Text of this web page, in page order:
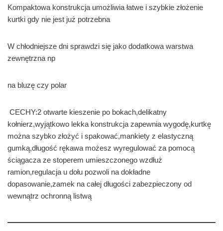
Kompaktowa konstrukcja umożliwia łatwe i szybkie złożenie
kurtki gdy nie jest już potrzebna
W chłodniejsze dni sprawdzi się jako dodatkowa warstwa
zewnętrzna np
na bluzę czy polar
CECHY:2 otwarte kieszenie po bokach,delikatny
kołnierz,wyjątkowo lekka konstrukcja zapewnia wygodę,kurtkę
można szybko złożyć i spakować,mankiety z elastyczną
gumką,długość rękawa możesz wyregulować za pomocą
ściągacza ze stoperem umieszczonego wzdłuż
ramion,regulacja u dołu pozwoli na dokładne
dopasowanie,zamek na całej długości zabezpieczony od
wewnątrz ochronną listwą